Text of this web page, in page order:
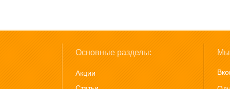
Основные разделы:
Акции
Мы